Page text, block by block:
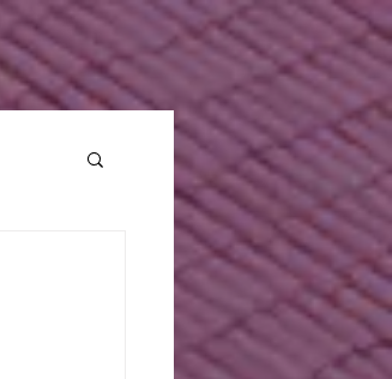
{ "currency": "BRL", "value": 29.9 } } ] "test_event_code:"